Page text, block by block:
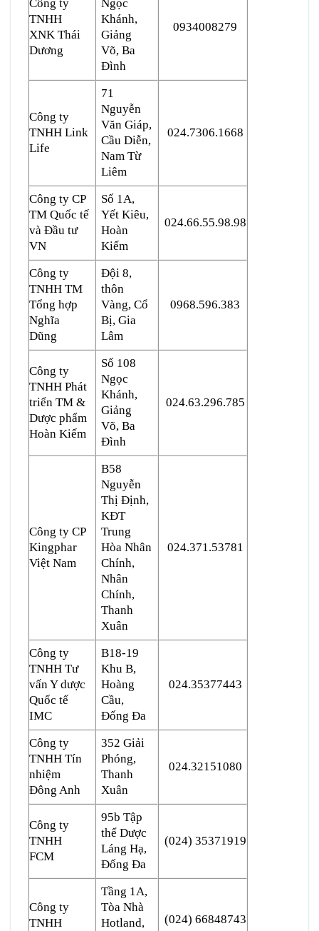
Công ty
TNHH
XNK Thái
Dương
Ngọc
Khánh,
Giảng
Võ, Ba
Đình
0934008279
Công ty
TNHH Link
Life
71
Nguyễn
Văn Giáp,
Cầu Diễn,
Nam Từ
Liêm
024.7306.1668
Công ty CP
TM Quốc tế
và Đầu tư
VN
Số 1A,
Yết Kiêu,
Hoàn
Kiếm
024.66.55.98.98
Công ty
TNHH TM
Tổng hợp
Nghĩa
Dũng
Đội 8,
thôn
Vàng, Cổ
Bị, Gia
Lâm
0968.596.383
Công ty
TNHH Phát
triển TM &
Dược phẩm
Hoàn Kiếm
Số 108
Ngọc
Khánh,
Giảng
Võ, Ba
Đình
024.63.296.785
Công ty CP
Kingphar
Việt Nam
B58
Nguyễn
Thị Định,
KĐT
Trung
Hòa Nhân
Chính,
Nhân
Chính,
Thanh
Xuân
024.371.53781
Công ty
TNHH Tư
vấn Y dược
Quốc tế
IMC
B18-19
Khu B,
Hoàng
Cầu,
Đống Đa
024.35377443
Công ty
TNHH Tín
nhiệm
Đông Anh
352 Giải
Phóng,
Thanh
Xuân
024.32151080
Công ty
TNHH
FCM
95b Tập
thể Dược
Láng Hạ,
Đống Đa
(024) 35371919
Công ty
TNHH
Tầng 1A,
Tòa Nhà
Hotland,
(024) 66848743